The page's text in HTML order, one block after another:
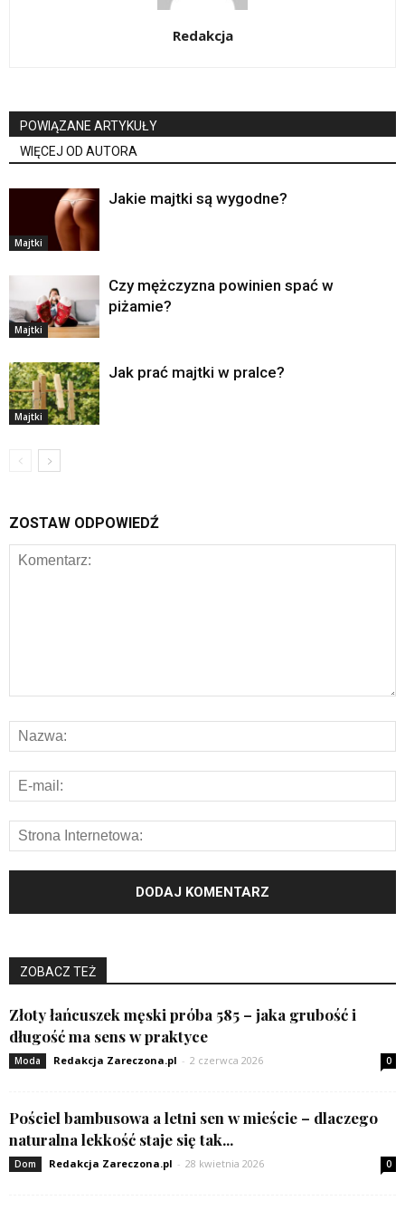
Redakcja
POWIĄZANE ARTYKUŁY
WIĘCEJ OD AUTORA
Majtki
Jakie majtki są wygodne?
Majtki
Czy mężczyzna powinien spać w
piżamie?
Majtki
Jak prać majtki w pralce?
ZOSTAW ODPOWIEDŹ
ZOBACZ TEŻ
Złoty łańcuszek męski próba 585 – jaka grubość i
długość ma sens w praktyce
Moda Redakcja Zareczona.pl - 2 czerwca 2026 0
Pościel bambusowa a letni sen w mieście – dlaczego
naturalna lekkość staje się tak...
Dom Redakcja Zareczona.pl - 28 kwietnia 2026 0